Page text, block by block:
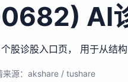
AI
诊股入口页， 用于从结构
源：akshare / tushare